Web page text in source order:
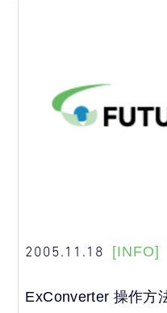
2005.11.18 [INFO]
ExConverter 操作方